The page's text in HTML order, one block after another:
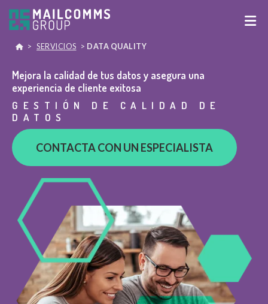
> SERVICIOS > DATA QUALITY
Mejora la calidad de tus datos y asegura una
experiencia de cliente exitosa
GESTIÓN DE CALIDAD DE
DATOS
CONTACTA CON UN ESPECIALISTA